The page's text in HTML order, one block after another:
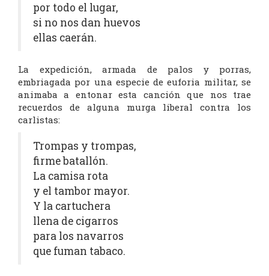
por todo el lugar,
si no nos dan huevos
ellas caerán.
La expedición, armada de palos y porras,
embriagada por una especie de euforia militar, se
animaba a entonar esta canción que nos trae
recuerdos de alguna murga liberal contra los
carlistas:
Trompas y trompas,
firme batallón.
La camisa rota
y el tambor mayor.
Y la cartuchera
llena de cigarros
para los navarros
que fuman tabaco.